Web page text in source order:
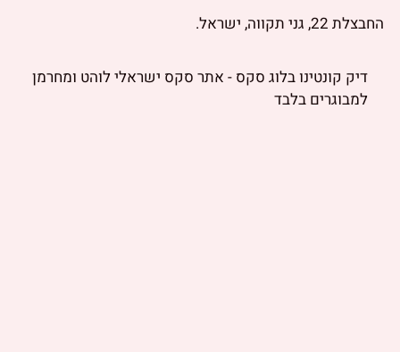
החבצלת 22, גני תקווה, ישראל.
דיק קונטינו בלוג סקס - אתר סקס ישראלי לוהט ומחרמן
למבוגרים בלבד